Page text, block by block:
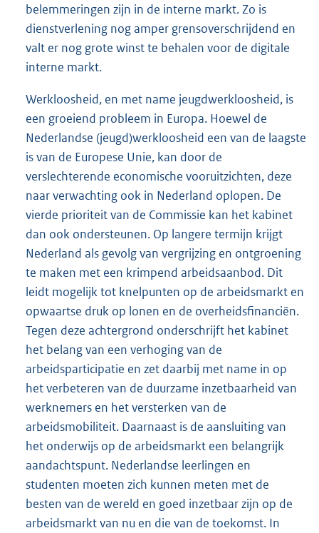
belemmeringen zijn in de interne markt. Zo is
dienstverlening nog amper grensoverschrijdend en
valt er nog grote winst te behalen voor de digitale
interne markt.
Werkloosheid, en met name jeugdwerkloosheid, is
een groeiend probleem in Europa. Hoewel de
Nederlandse (jeugd)werkloosheid een van de laagste
is van de Europese Unie, kan door de
verslechterende economische vooruitzichten, deze
naar verwachting ook in Nederland oplopen. De
vierde prioriteit van de Commissie kan het kabinet
dan ook ondersteunen. Op langere termijn krijgt
Nederland als gevolg van vergrijzing en ontgroening
te maken met een krimpend arbeidsaanbod. Dit
leidt mogelijk tot knelpunten op de arbeidsmarkt en
opwaartse druk op lonen en de overheidsfinanciën.
Tegen deze achtergrond onderschrijft het kabinet
het belang van een verhoging van de
arbeidsparticipatie en zet daarbij met name in op
het verbeteren van de duurzame inzetbaarheid van
werknemers en het versterken van de
arbeidsmobiliteit. Daarnaast is de aansluiting van
het onderwijs op de arbeidsmarkt een belangrijk
aandachtspunt. Nederlandse leerlingen en
studenten moeten zich kunnen meten met de
besten van de wereld en goed inzetbaar zijn op de
arbeidsmarkt van nu en die van de toekomst. In